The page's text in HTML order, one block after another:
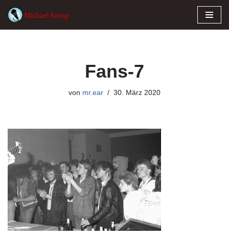
Fans-7
von mr.ear 30. März 2020